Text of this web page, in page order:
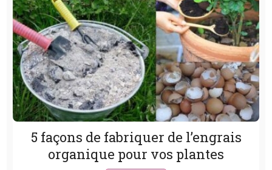
5 façons de fabriquer de l’engrais
organique pour vos plantes